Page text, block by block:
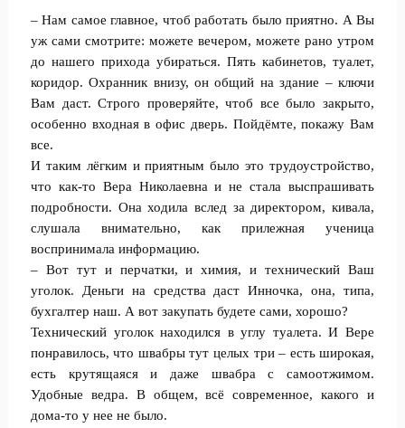
– Нам самое главное, чтоб работать было приятно. А Вы
уж сами смотрите: можете вечером, можете рано утром
до нашего прихода убираться. Пять кабинетов, туалет,
коридор. Охранник внизу, он общий на здание – ключи
Вам даст. Строго проверяйте, чтоб все было закрыто,
особенно входная в офис дверь. Пойдёмте, покажу Вам
все.
И таким лёгким и приятным было это трудоустройство,
что как-то Вера Николаевна и не стала выспрашивать
подробности. Она ходила вслед за директором, кивала,
слушала внимательно, как прилежная ученица
воспринимала информацию.
– Вот тут и перчатки, и химия, и технический Ваш
уголок. Деньги на средства даст Инночка, она, типа,
бухгалтер наш. А вот закупать будете сами, хорошо?
Технический уголок находился в углу туалета. И Вере
понравилось, что швабры тут целых три – есть широкая,
есть крутящаяся и даже швабра с самоотжимом.
Удобные ведра. В общем, всё современное, какого и
дома-то у нее не было.